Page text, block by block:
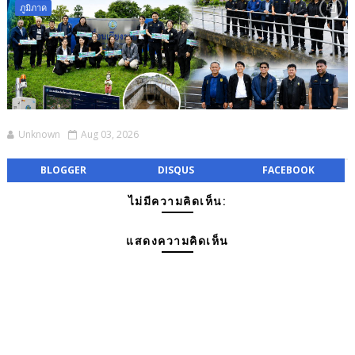
ภูมิภาค
Unknown Aug 03, 2026
BLOGGER DISQUS FACEBOOK
ไม่มีความคิดเห็น:
แสดงความคิดเห็น